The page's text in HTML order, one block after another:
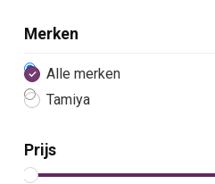
Merken
Alle merken
Tamiya
Prijs